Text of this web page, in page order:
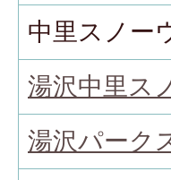
中里スノー
湯沢中里ス
湯沢パーク